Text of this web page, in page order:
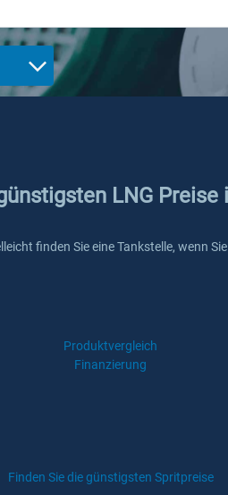
LNG
finden Sie eine Tankstelle, wenn
Produktvergleich
Finanzierung
Finden Sie die günstigsten Spritpreise